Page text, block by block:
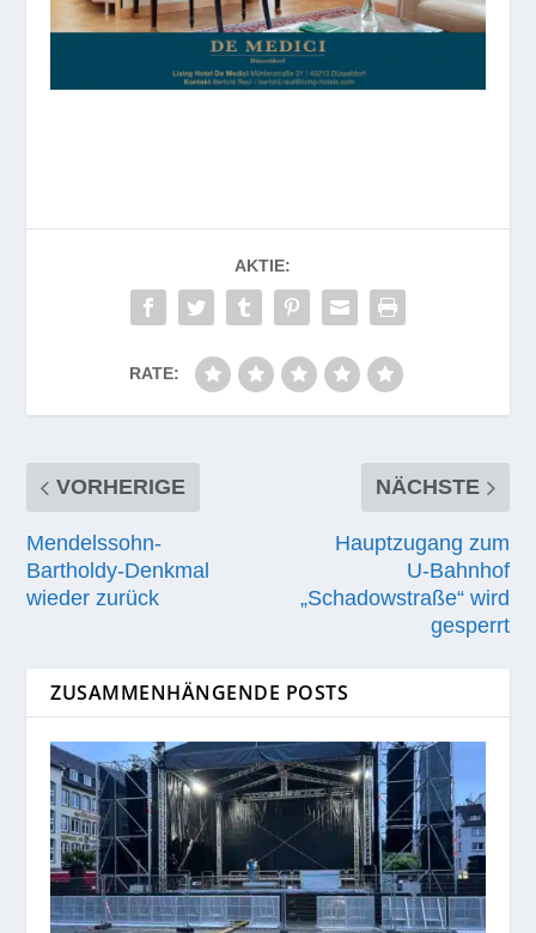
AKTIE:
RATE:
VORHERIGE
Mendelssohn-
Bartholdy-Denkmal
wieder zurück
NÄCHSTE
Hauptzugang zum
U‑Bahnhof
„Schadowstraße“ wird
gesperrt
ZUSAMMENHÄNGENDE POSTS